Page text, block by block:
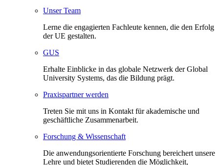
Unser Team
Lerne die engagierten Fachleute kennen, die den Erfolg
der UE gestalten.
GUS
Erhalte Einblicke in das globale Netzwerk der Global
University Systems, das die Bildung prägt.
Praxispartner werden
Treten Sie mit uns in Kontakt für akademische und
geschäftliche Zusammenarbeit.
Forschung & Wissenschaft
Die anwendungsorientierte Forschung bereichert unsere
Lehre und bietet Studierenden die Möglichkeit,